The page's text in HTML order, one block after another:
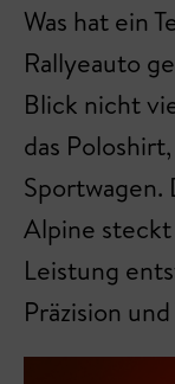
Was hat ein
Rallyeauto
Blick nicht
das
Sportwagen.
Alpine steckt
Leistung
Präzision